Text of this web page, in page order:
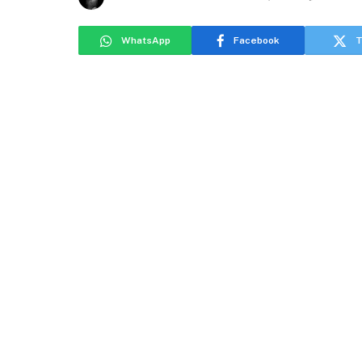
WhatsApp Facebook